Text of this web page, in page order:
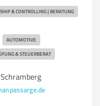
& CONTROLLING | BERATUNG
AUTOMOTIVE
& STEUERBERAT